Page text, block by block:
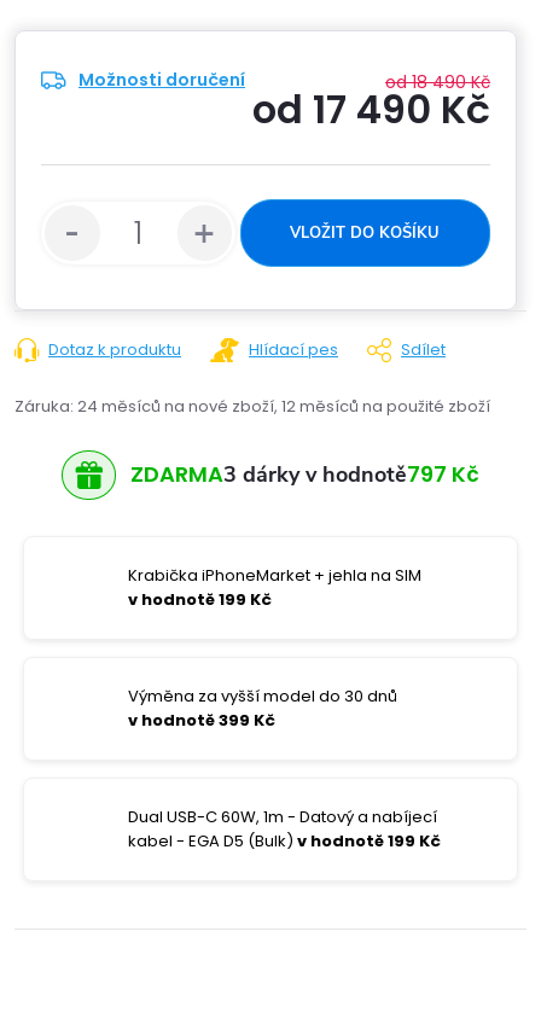
Možnosti doručení od 18 490 Kč
od 17 490 Kč
VLOŽIT DO KOŠÍKU
Dotaz k produktu Hlídací pes Sdílet
Záruka: 24 měsíců na nové zboží, 12 měsíců na použité zboží
ZDARMA3 dárky v hodnotě797 Kč
Krabička iPhoneMarket + jehla na SIM
v hodnotě 199 Kč
Výměna za vyšší model do 30 dnů
v hodnotě 399 Kč
Dual USB-C 60W, 1m - Datový a nabíjecí
kabel - EGA D5 (Bulk) v hodnotě 199 Kč